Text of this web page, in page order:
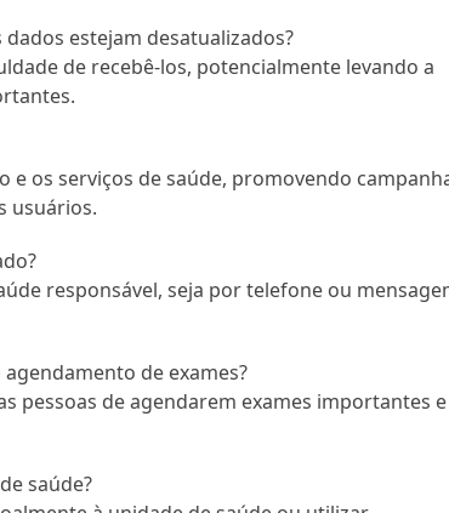
estejam desatualizados?
de recebê-los, potencialmente levando a
os serviços de saúde, promovendo
usuários.
responsável, seja por telefone ou
de exames?
pessoas de agendarem exames importantes e
saúde?